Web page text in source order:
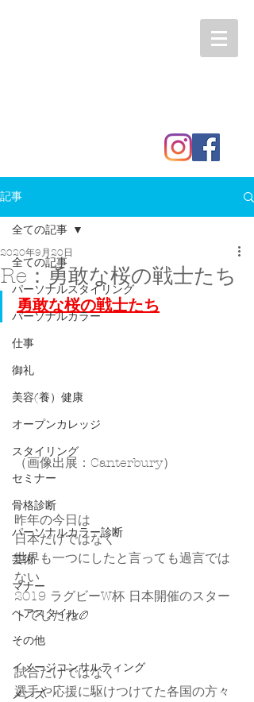
記事
全ての記事
パーソナルスタイリング
パーソナルカラー
仕事
御礼
美容(養）健康
オープンカレッジ
スタイリング
セミナー
骨格診断
パーソナルカラー診断
芸術
マナー
ヘアスタイル
その他
イメージコンサルティング
メンズ
全ての記事
Re：勇敢な桜の戦士たち
2020年9月20日
勇敢な桜の戦士たち
（画像出展：Canterbury）
昨年の今日は
日本だけではなく
世界も一つにしたと言っても過言では
ない
2019 ラグビーW杯 日本開催のスター
トでしたね🏉
試合だけではなく
選手や応援に駆けつけてた各国の方々